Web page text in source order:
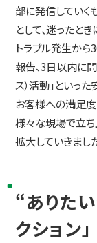
部に発信していく
として、迷ったと
トラブル発生か
報告、3日以内に
ス）活動」といっ
お客様への満足
様々な現場で立ち
拡大していきまし
“ありた
クション」